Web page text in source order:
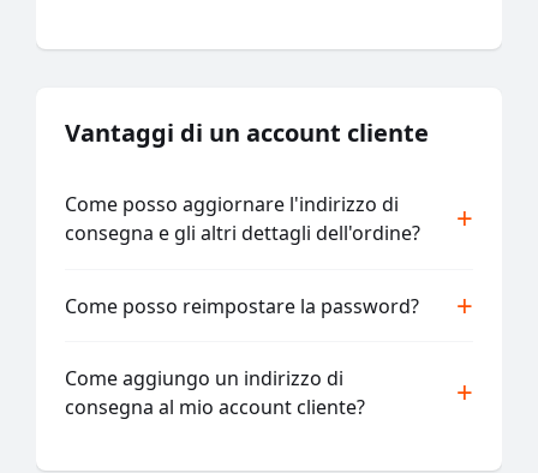
Vantaggi di un account cliente
Come posso aggiornare l'indirizzo di
consegna e gli altri dettagli dell'ordine?
Come posso reimpostare la password?
Come aggiungo un indirizzo di
consegna al mio account cliente?